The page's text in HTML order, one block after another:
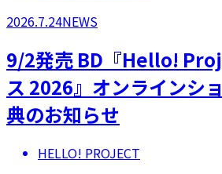
2026.7.24NEWS
9/2発売 BD『Hello!
ス 2026』オンラインシ
典のお知らせ
HELLO! PROJECT